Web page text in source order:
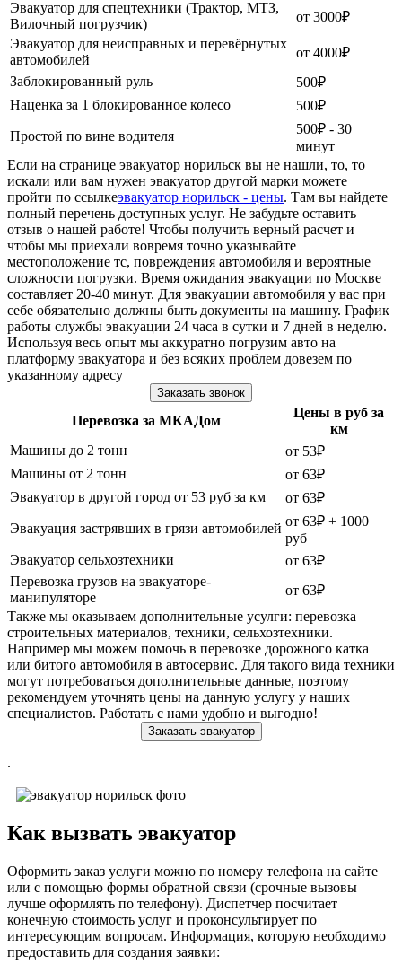
Эвакуатор для спецтехники (Трактор, МТЗ,
Вилочный погрузчик)
от 3000₽
Эвакуатор для неисправных и перевёрнутых
автомобилей
от 4000₽
Заблокированный руль
500₽
Наценка за 1 блокированное колесо
500₽
Простой по вине водителя
500₽ - 30
минут
Если на странице эвакуатор норильск вы не нашли, то, то
искали или вам нужен эвакуатор другой марки можете
пройти по ссылкеэвакуатор норильск - цены. Там вы найдете
полный перечень доступных услуг. Не забудьте оставить
отзыв о нашей работе! Чтобы получить верный расчет и
чтобы мы приехали вовремя точно указывайте
местоположение тс, повреждения автомобиля и вероятные
сложности погрузки. Время ожидания эвакуации по Москве
составляет 20-40 минут. Для эвакуации автомобиля у вас при
себе обязательно должны быть документы на машину. График
работы службы эвакуации 24 часа в сутки и 7 дней в неделю.
Используя весь опыт мы аккуратно погрузим авто на
платформу эвакуатора и без всяких проблем довезем по
указанному адресу
Заказать звонок
Перевозка за МКАДом
Цены в руб за
км
Машины до 2 тонн
от 53₽
Машины от 2 тонн
от 63₽
Эвакуатор в другой город от 53 руб за км
от 63₽
Эвакуация застрявших в грязи автомобилей от 63₽ + 1000
руб
Эвакуатор сельхозтехники
от 63₽
Перевозка грузов на эвакуаторе-
манипуляторе
от 63₽
Также мы оказываем дополнительные усулги: перевозка
строительных материалов, техники, сельхозтехники.
Например мы можем помочь в перевозке дорожного катка
или битого автомобиля в автосервис. Для такого вида техники
могут потребоваться дополнительные данные, поэтому
рекомендуем уточнять цены на данную услугу у наших
специалистов. Работать с нами удобно и выгодно!
Заказать эвакуатор
.
Как вызвать эвакуатор
Оформить заказ услуги можно по номеру телефона на сайте
или с помощью формы обратной связи (срочные вызовы
лучше оформлять по телефону). Диспетчер посчитает
конечную стоимость услуг и проконсультирует по
интересующим вопросам. Информация, которую необходимо
предоставить для создания заявки: